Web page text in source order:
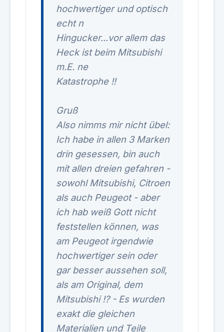
hochwertiger und optisch
echt n
Hingucker...vor allem das
Heck ist beim Mitsubishi
m.E. ne
Katastrophe !!
Gruß
Also nimms mir nicht übel:
Ich habe in allen 3 Marken
drin gesessen, bin auch
mit allen dreien gefahren -
sowohl Mitsubishi, Citroen
als auch Peugeot - aber
ich hab weiß Gott nicht
feststellen können, was
am Peugeot irgendwie
hochwertiger sein oder
gar besser aussehen soll,
als am Original, dem
Mitsubishi !? - Es wurden
exakt die gleichen
Materialien und Teile